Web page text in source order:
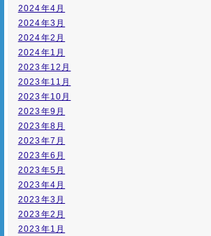
2024年4月
2024年3月
2024年2月
2024年1月
2023年12月
2023年11月
2023年10月
2023年9月
2023年8月
2023年7月
2023年6月
2023年5月
2023年4月
2023年3月
2023年2月
2023年1月